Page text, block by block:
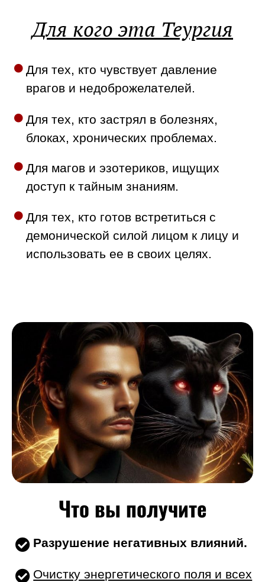
Для кого эта Теургия
Для тех, кто чувствует давление
врагов и недоброжелателей.
Для тех, кто застрял в болезнях,
блоках, хронических проблемах.
Для магов и эзотериков, ищущих
доступ к тайным знаниям.
Для тех, кто готов встретиться с
демонической силой лицом к лицу и
использовать ее в своих целях.
Что вы получите
Разрушение негативных влияний.
Очистку энергетического поля и всех